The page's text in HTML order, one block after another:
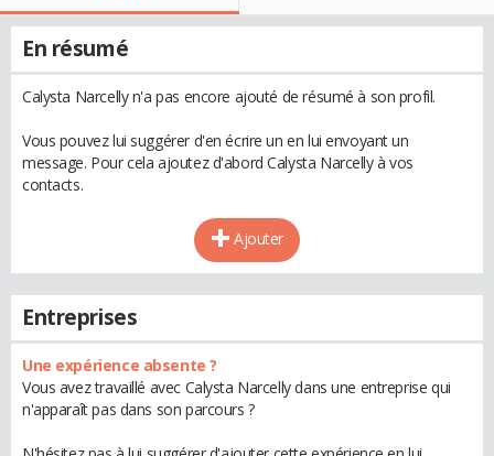
En résumé
Calysta Narcelly n'a pas encore ajouté de résumé à son profil.
Vous pouvez lui suggérer d'en écrire un en lui envoyant un
message. Pour cela ajoutez d'abord Calysta Narcelly à vos
contacts.
Ajouter
Entreprises
Une expérience absente ?
Vous avez travaillé avec Calysta Narcelly dans une entreprise qui
n'apparaît pas dans son parcours ?